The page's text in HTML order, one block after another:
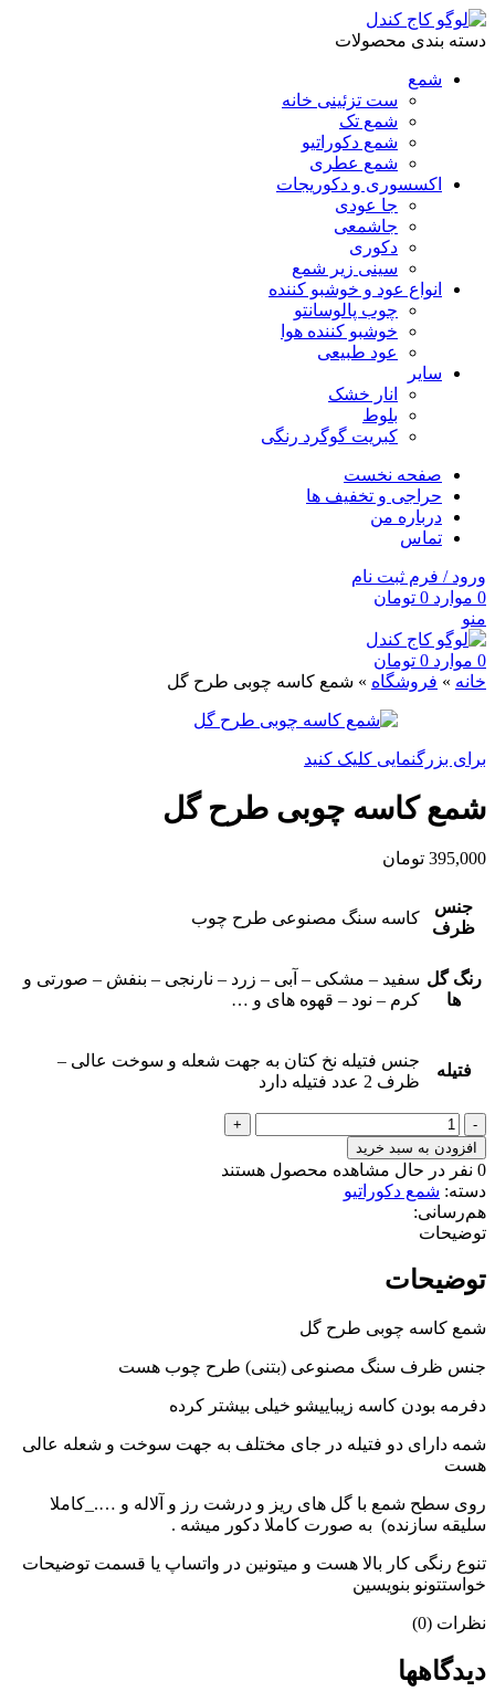
دسته بندی محصولات
شمع
ست تزئینی خانه
شمع تک
شمع دکوراتیو
شمع عطری
اکسسوری و دکوریجات
جا عودی
جاشمعی
دکوری
سینی زیر شمع
انواع عود و خوشبو کننده
چوب پالوسانتو
خوشبو کننده هوا
عود طبیعی
سایر
انار خشک
بلوط
کبریت گوگرد رنگی
صفحه نخست
حراجی و تخفیف ها
درباره من
تماس
ورود / فرم ثبت نام
0 موارد 0 تومان
منو
0 موارد 0 تومان
خانه » فروشگاه » شمع کاسه چوبی طرح گل
برای بزرگنمایی کلیک کنید
شمع کاسه چوبی طرح گل
395,000 تومان
جنس
ظرف
کاسه سنگ مصنوعی طرح چوب
رنگ گل
ها
سفید – مشکی – آبی – زرد – نارنجی – بنفش – صورتی و
کرم – نود – قهوه های و …
فتیله
جنس فتیله نخ کتان به جهت شعله و سوخت عالی –
ظرف 2 عدد فتیله دارد
شمع
کاسه
چوبی
طرح
گل
عدد
افزودن به سبد خرید
0 نفر در حال مشاهده محصول هستند
دسته: شمع دکوراتیو
هم‌رسانی:
توضیحات
توضیحات
شمع کاسه چوبی طرح گل
جنس ظرف سنگ مصنوعی (بتنی) طرح چوب هست
دفرمه بودن کاسه زیباییشو خیلی بیشتر کرده
شمه دارای دو فتیله در جای مختلف به جهت سوخت و شعله عالی
هست
روی سطح شمع با گل های ریز و درشت رز و آلاله و …._کاملا
سلیقه سازنده) به صورت کاملا دکور میشه .
تنوع رنگی کار بالا هست و میتونین در واتساپ یا قسمت توضیحات
خواستتونو بنویسین
نظرات (0)
دیدگاهها